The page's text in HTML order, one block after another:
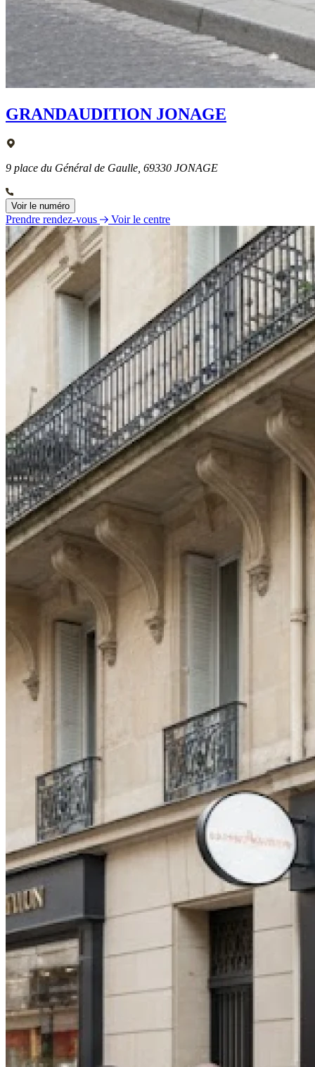
GRANDAUDITION JONAGE
9 place du Général de Gaulle, 69330 JONAGE
Voir le numéro
Prendre rendez-vous Voir le centre